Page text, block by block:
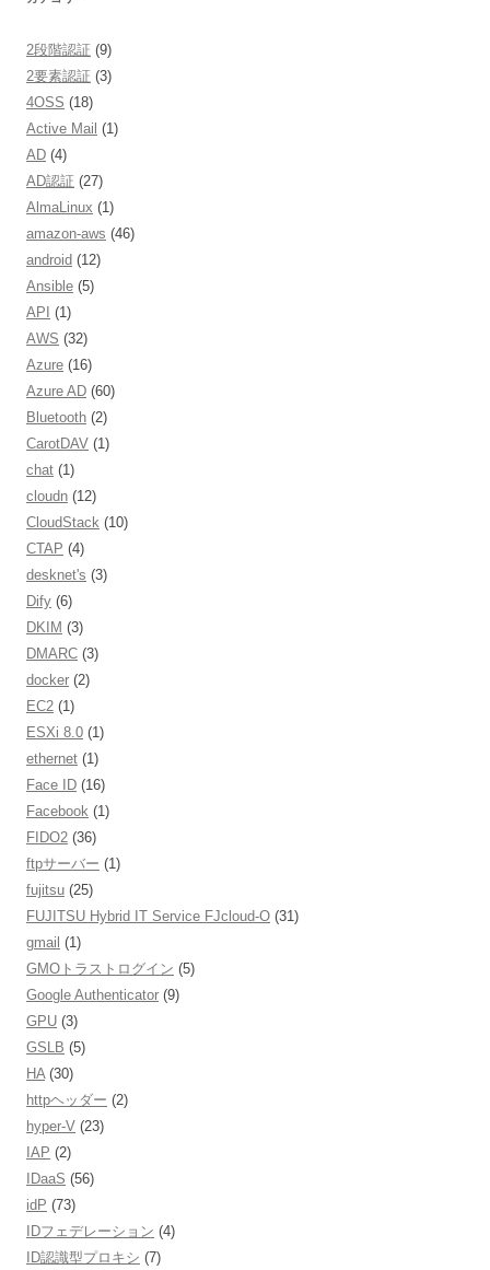
2段階認証 (9)
2要素認証 (3)
4OSS (18)
Active Mail (1)
AD (4)
AD認証 (27)
AlmaLinux (1)
amazon-aws (46)
android (12)
Ansible (5)
API (1)
AWS (32)
Azure (16)
Azure AD (60)
Bluetooth (2)
CarotDAV (1)
chat (1)
cloudn (12)
CloudStack (10)
CTAP (4)
desknet's (3)
Dify (6)
DKIM (3)
DMARC (3)
docker (2)
EC2 (1)
ESXi 8.0 (1)
ethernet (1)
Face ID (16)
Facebook (1)
FIDO2 (36)
ftpサーバー (1)
fujitsu (25)
FUJITSU Hybrid IT Service FJcloud-O (31)
gmail (1)
GMOトラストログイン (5)
Google Authenticator (9)
GPU (3)
GSLB (5)
HA (30)
httpヘッダー (2)
hyper-V (23)
IAP (2)
IDaaS (56)
idP (73)
IDフェデレーション (4)
ID認識型プロキシ (7)